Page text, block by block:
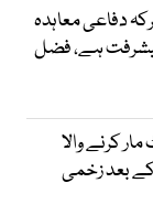
دفاعی معاہدہ
ہے، فضل
کرنے والا
بعد زخمی